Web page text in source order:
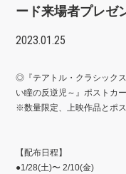
ード来場者プレゼ
2023.01.25
◎『テアトル・クラシック
い瞳の反逆児～』ポストカ
※数量限定、上映作品とポ
【配布日程】
●1/28(土)〜 2/10(金)